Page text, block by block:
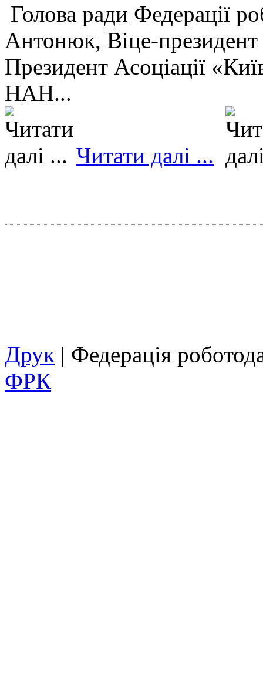
Голова ради Федерації
Антонюк, Віце-
Президент Асоціації
НАН...
Читати далі ...
Друк | Федерація
ФРК